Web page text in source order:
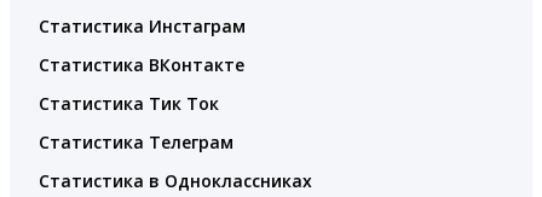
Статистика Инстаграм
Статистика ВКонтакте
Статистика Тик Ток
Статистика Телеграм
Статистика в Одноклассниках